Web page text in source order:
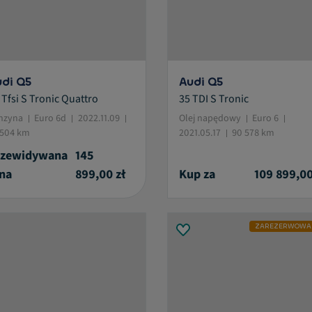
label.refinement.selected
Q5
S Tronic Quattro
Euro 6d
2022.11.09
km
145
899,00 zł
Audi Q5
35 TDI S Tronic
Olej napędowy
Euro 6
2021.05.17
90 578 km
Kup za 109